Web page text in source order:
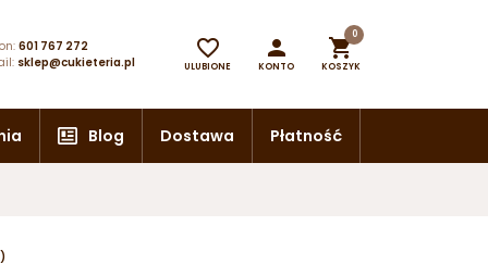
601 767 272
sklep@cukieteria.pl

ULUBIONE

KONTO

0
KOSZYK
Blog Dostawa Płatność